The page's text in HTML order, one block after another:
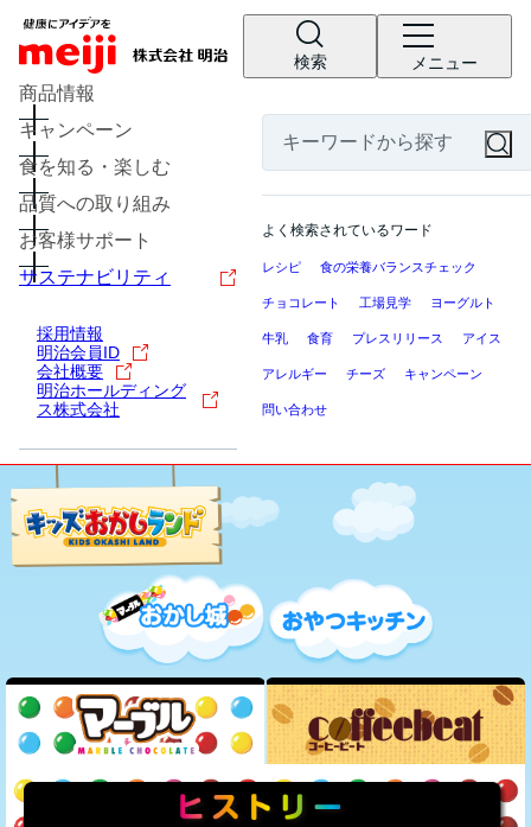
検索 メニュー
商品情報
キャンペーン
食を知る・楽しむ
品質への取り組み
お客様サポート
サステナビリティ
採用情報
明治会員ID
会社概要
明治ホールディング
ス株式会社
よく検索されているワード
レシピ 食の栄養バランスチェック
チョコレート 工場見学 ヨーグルト
牛乳 食育 プレスリリース アイス
アレルギー チーズ キャンペーン
問い合わせ